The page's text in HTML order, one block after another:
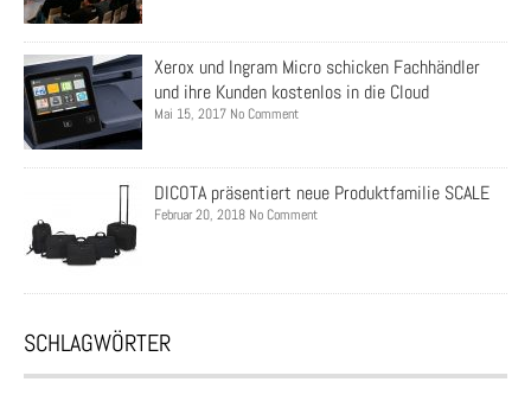
Xerox und Ingram Micro schicken Fachhändler
und ihre Kunden kostenlos in die Cloud
Mai 15, 2017 No Comment
DICOTA präsentiert neue Produktfamilie SCALE
Februar 20, 2018 No Comment
SCHLAGWÖRTER